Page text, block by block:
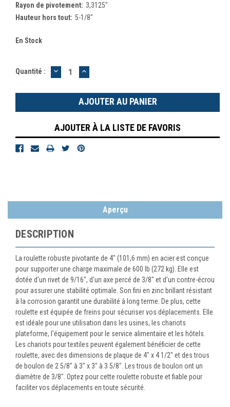
Rayon de pivotement: 3,3125"
Hauteur hors tout: 5-1/8"
En Stock
Quantité : DIMINUER
LA
:
AUGMENTER
LA
:
AJOUTER À LA LISTE DE FAVORIS
Aperçu
DESCRIPTION
La roulette robuste pivotante de 4" (101,6 mm) en acier est conçue
pour supporter une charge maximale de 600 lb (272 kg). Elle est
dotée d'un rivet de 9/16", d'un axe percé de 3/8" et d'un contre-écrou
pour assurer une stabilité optimale. Son fini en zinc brillant résistant
à la corrosion garantit une durabilité à long terme. De plus, cette
roulette est équipée de freins pour sécuriser vos déplacements. Elle
est idéale pour une utilisation dans les usines, les chariots
plateforme, l'équipement pour le service alimentaire et les hôtels.
Les chariots pour textiles peuvent également bénéficier de cette
roulette, avec des dimensions de plaque de 4" x 4 1/2" et des trous
de boulon de 2 5/8" à 3" x 3" à 3 5/8". Les trous de boulon ont un
diamètre de 3/8". Optez pour cette roulette robuste et fiable pour
faciliter vos déplacements en toute sécurité.